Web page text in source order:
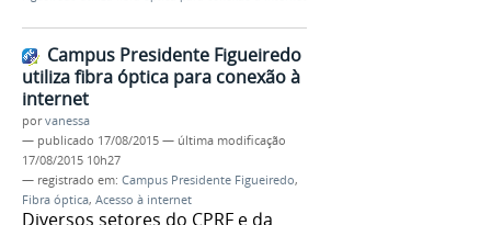
Campus Presidente Figueiredo
utiliza fibra óptica para conexão à
internet
porvanessa
— publicado 17/08/2015 — última modificação
17/08/2015 10h27
— registrado em: Campus Presidente Figueiredo,
Fibra óptica, Acesso à internet
Diversos setores do CPRF e da